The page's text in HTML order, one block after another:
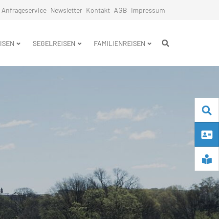
Anfrageservice Newsletter Kontakt AGB Impressum
SEGELREISEN FAMILIENREISEN